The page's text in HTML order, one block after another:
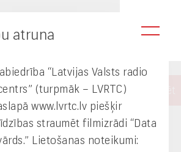
atruna
“Latvijas Valsts radio
(turpmāk – LVRTC)
www.lvrtc.lv piešķir
straumēt filmizrādi “Data
Lietošanas noteikumi:
TV tornis
Data – tas ir